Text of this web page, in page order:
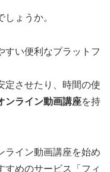
ょうか。
すい便利なプラットフ
定させたり、時間の使
ンライン動画講座を持
ライン動画講座を始め
すめのサービス「フィ